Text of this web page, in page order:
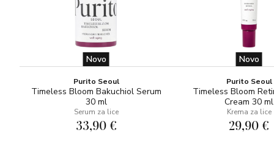
Novo
Purito Seoul
Timeless Bloom Bakuchiol Serum
30 ml
Serum za lice
33,90 €
Novo
Purito Seoul
Timeless Bloom
Cream 30 ml
Krema za lice
29,90 €